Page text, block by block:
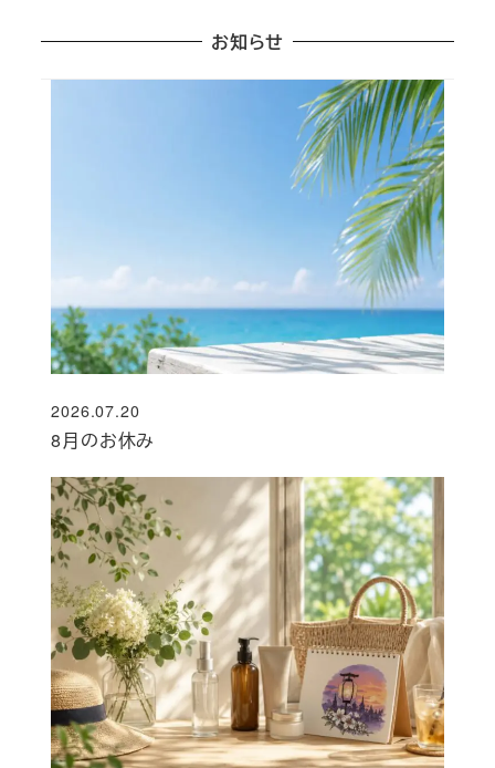
お知らせ
8月のお休み
投稿日
2026.07.20